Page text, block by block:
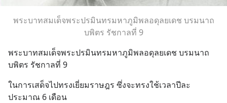
พระบาทสมเด็จพระปรมินทรมหาภูมิพลอดุลยเดช บรมนาถ
บพิตร รัชกาลที่ 9
พระบาทสมเด็จพระปรมินทรมหาภูมิพลอดุลยเดช บรมนาถ
บพิตร รัชกาลที่ 9
ในการเสด็จไปทรงเยี่ยมราษฎร ซึ่งจะทรงใช้เวลาปีละ
ประมาณ 6 เดือน